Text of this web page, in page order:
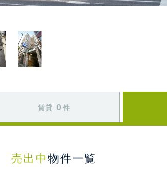
賃貸 0 件
売出中 物件一覧